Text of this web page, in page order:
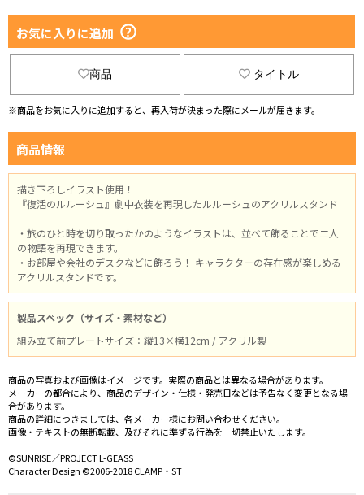
お気に入りに追加
商品 タイトル
※商品をお気に入りに追加すると、再入荷が決まった際にメールが届きます。
商品情報
描き下ろしイラスト使用！
『復活のルルーシュ』劇中衣装を再現したルルーシュのアクリルスタンド
・旅のひと時を切り取ったかのようなイラストは、並べて飾ることで二人
の物語を再現できます。
・お部屋や会社のデスクなどに飾ろう！ キャラクターの存在感が楽しめる
アクリルスタンドです。
製品スペック（サイズ・素材など）
組み立て前プレートサイズ：縦13×横12cm / アクリル製
商品の写真および画像はイメージです。実際の商品とは異なる場合があります。
メーカーの都合により、商品のデザイン・仕様・発売日などは予告なく変更となる場
合があります。
商品の詳細につきましては、各メーカー様にお問い合わせください。
画像・テキストの無断転載、及びそれに準ずる行為を一切禁止いたします。
©SUNRISE／PROJECT L-GEASS
Character Design ©2006-2018 CLAMP・ST